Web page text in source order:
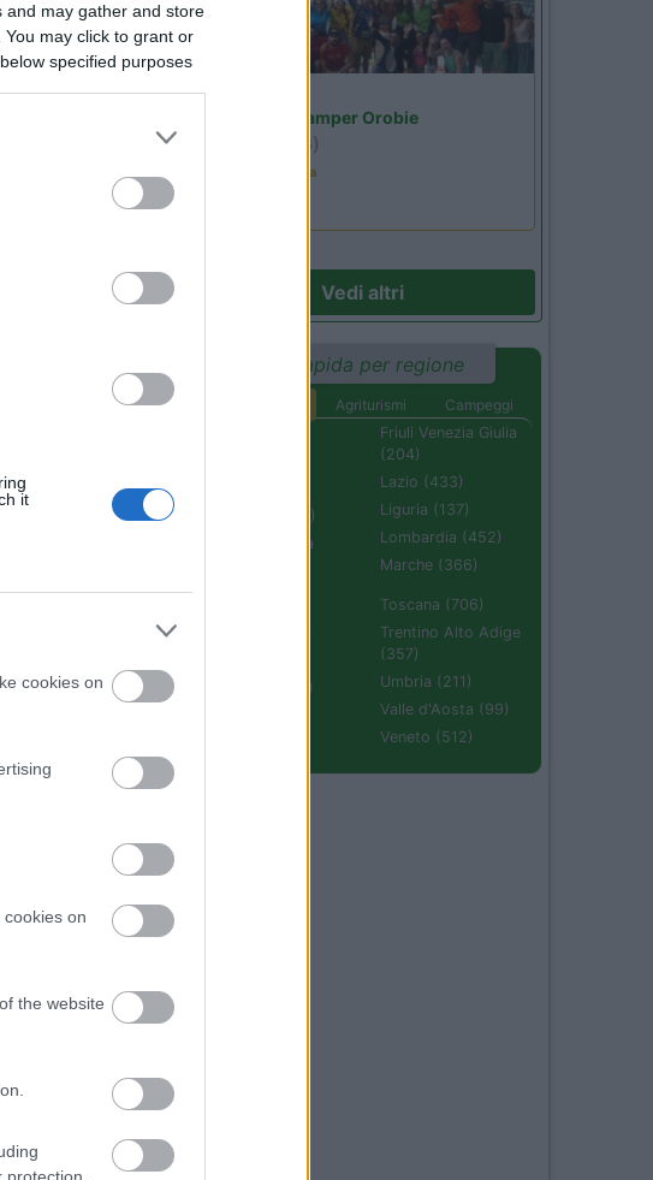
and may gather and store
may click to grant or
specified purposes
it
cookies on
on
the website
ha una
07/2019 8:16
Area Sosta Camper Orobie
(BG)
Ardesio in scatola
Vedi altri
Ricerca rapida per regione
Agriturismi
Campeggi
Campania (236)
Emilia Romagna
Friuli Venezia Giulia
(204)
Lazio (433)
Liguria (137)
Lombardia (452)
Marche (366)
Sardegna (336)
Toscana (706)
Trentino Alto Adige
(357)
Umbria (211)
Valle d'Aosta (99)
Veneto (512)